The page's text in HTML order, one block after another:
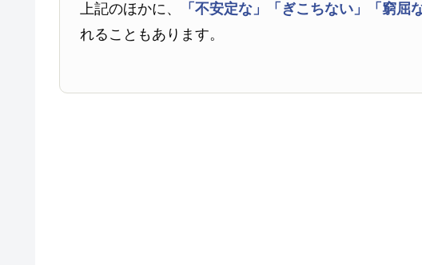
上記のほかに、 「不安定な」 「ぎこちない」 「窮屈
れることもあります。